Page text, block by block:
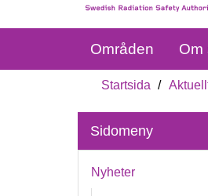
Områden Om
Startsida
Sidomeny
Nyheter